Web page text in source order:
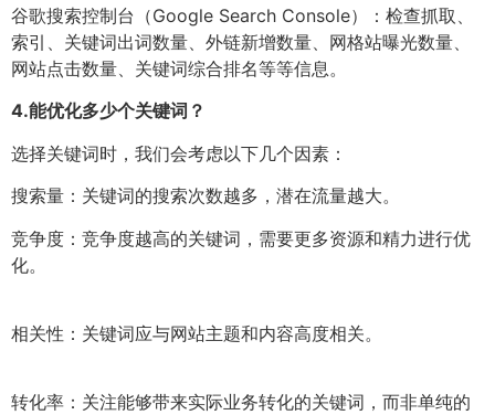
谷歌搜索控制台（Google Search Console）：检查抓取、
索引、关键词出词数量、外链新增数量、网格站曝光数量、
网站点击数量、关键词综合排名等等信息。
4.能优化多少个关键词？
选择关键词时，我们会考虑以下几个因素：
搜索量：关键词的搜索次数越多，潜在流量越大。
竞争度：竞争度越高的关键词，需要更多资源和精力进行优
化。
相关性：关键词应与网站主题和内容高度相关。
转化率：关注能够带来实际业务转化的关键词，而非单纯的